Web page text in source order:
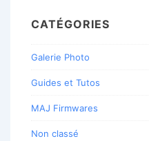
CATÉGORIES
Galerie Photo
Guides et Tutos
MAJ Firmwares
Non classé